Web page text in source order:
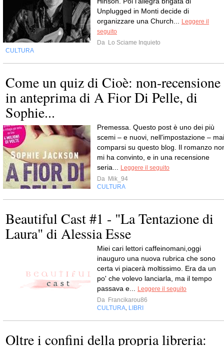
Unplugged in Monti decide di
organizzare una Church...
Leggere il
seguito
Da Lo Sciame Inquieto
CULTURA
Come un quiz di Cioè: non-recensione
in anteprima di A Fior Di Pelle, di
Sophie...
Premessa. Questo post è uno dei più
scemi – e nuovi, nell'impostazione – mai
comparsi su questo blog. Il romanzo
mi ha convinto, e in una recensione
seria...
Leggere il seguito
Da Mik_94
CULTURA
Beautiful Cast #1 - "La Tentazione di
Laura" di Alessia Esse
Miei cari lettori caffeinomani,oggi
inauguro una nuova rubrica che sono
certa vi piacerà moltissimo. Era da un
po' che volevo lanciarla, ma il tempo
passava e...
Leggere il seguito
Da Francikarou86
CULTURA LIBRI
Oltre i confini della propria libreria: